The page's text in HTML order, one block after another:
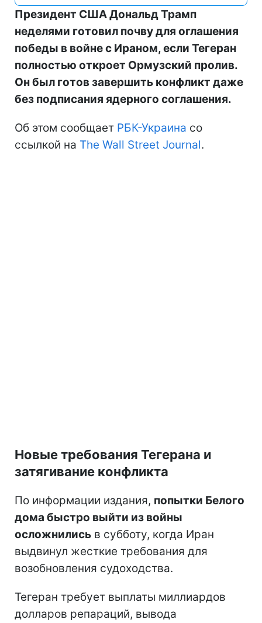
Президент США Дональд Трамп
неделями готовил почву для оглашения
победы в войне с Ираном, если Тегеран
полностью откроет Ормузский пролив.
Он был готов завершить конфликт даже
без подписания ядерного соглашения.
Об этом сообщает РБК-Украина со
ссылкой на The Wall Street Journal.
Новые требования Тегерана и
затягивание конфликта
По информации издания, попытки Белого
дома быстро выйти из войны
осложнились в субботу, когда Иран
выдвинул жесткие требования для
возобновления судоходства.
Тегеран требует выплаты миллиардов
долларов репараций, вывода